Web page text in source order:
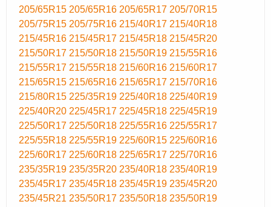
205/65R15 205/65R16 205/65R17 205/70R15
205/75R15 205/75R16 215/40R17 215/40R18
215/45R16 215/45R17 215/45R18 215/45R20
215/50R17 215/50R18 215/50R19 215/55R16
215/55R17 215/55R18 215/60R16 215/60R17
215/65R15 215/65R16 215/65R17 215/70R16
215/80R15 225/35R19 225/40R18 225/40R19
225/40R20 225/45R17 225/45R18 225/45R19
225/50R17 225/50R18 225/55R16 225/55R17
225/55R18 225/55R19 225/60R15 225/60R16
225/60R17 225/60R18 225/65R17 225/70R16
235/35R19 235/35R20 235/40R18 235/40R19
235/45R17 235/45R18 235/45R19 235/45R20
235/45R21 235/50R17 235/50R18 235/50R19